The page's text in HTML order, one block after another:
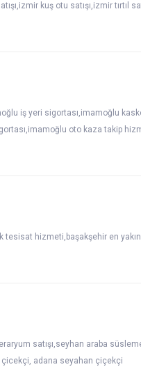
kuş otu satışı,izmir tırtıl
iş yeri sigortası,imamoğlu
oto kaza takip
tesisat hizmeti,başakşehir en
satışı,seyhan araba
çicekçi, adana seyahan çiçekçi